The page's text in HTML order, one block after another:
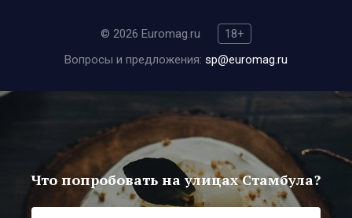
© 2026 Euromag.ru
18+
Вопросы и предложения: sp@euromag.ru
Что попробовать на улицах Стамбула?